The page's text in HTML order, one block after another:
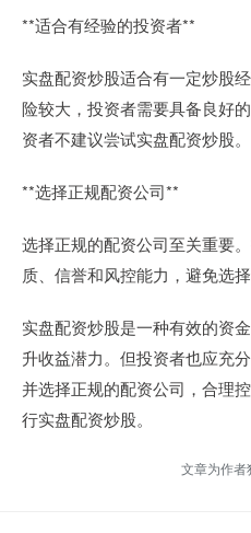
**适合有经验的投资者**
实盘配资炒股适合有一定炒股
险较大，投资者需要具备良好
资者不建议尝试实盘配资炒股。
**选择正规配资公司**
选择正规的配资公司至关重要
质、信誉和风控能力，避免选
实盘配资炒股是一种有效的资
升收益潜力。但投资者也应充
并选择正规的配资公司，合理
行实盘配资炒股。
文章为作者